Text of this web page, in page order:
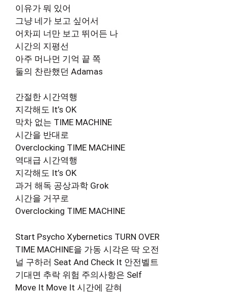
이유가 뭐 있어
그냥 네가 보고 싶어서
어차피 너만 보고 뛰어든 나
시간의 지평선
아주 머나먼 기억 끝 쪽
둘의 찬란했던 Adamas
간절한 시간역행
지각해도 It’s OK
막차 없는 TIME MACHINE
시간을 반대로
Overclocking TIME MACHINE
역대급 시간역행
지각해도 It’s OK
과거 해독 공상과학 Grok
시간을 거꾸로
Overclocking TIME MACHINE
Start Psycho Xybernetics TURN OVER
TIME MACHINE을 가동 시각은 딱 오전
널 구하러 Seat And Check It 안전벨트
기대면 추락 위험 주의사항은 Self
Move It Move It 시간에 갇혀